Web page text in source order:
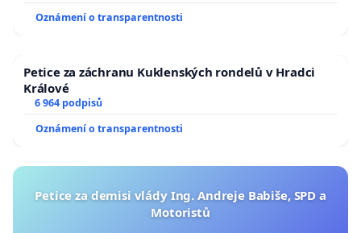
Oznámení o transparentnosti
Petice za záchranu Kuklenských rondelů v Hradci
Králové
6 964 podpisů
Oznámení o transparentnosti
Petice za demisi vlády Ing. Andreje Babiše, SPD a
Motoristů